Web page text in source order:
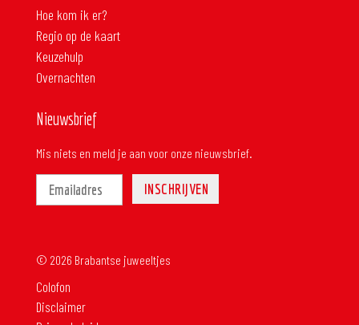
Hoe kom ik er?
Regio op de kaart
Keuzehulp
Overnachten
Nieuwsbrief
Mis niets en meld je aan voor onze nieuwsbrief.
© 2026 Brabantse juweeltjes
Colofon
Disclaimer